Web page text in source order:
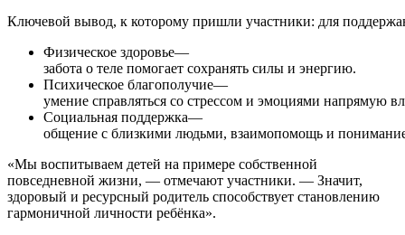
Ключевой вывод, к которому пришли участники: для
Физическое здоровье—
забота о теле помогает сохранять силы и энергию.
Психическое благополучие—
умение справляться со стрессом и эмоциями напрямую
Социальная поддержка—
общение с близкими людьми, взаимопомощь и
«Мы воспитываем детей на примере собственной
повседневной жизни, — отмечают участники. — Значит,
здоровый и ресурсный родитель способствует становлению
гармоничной личности ребёнка».